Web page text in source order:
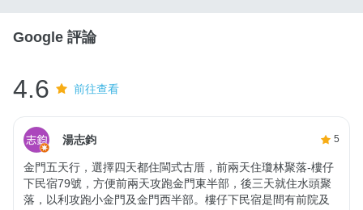
Google 評論
4.6 前往查看
湯志鈞 5
金門五天行，選擇四天都住閩式古厝，前兩天住瓊林聚落-樓仔
下民宿79號，方便前兩天攻跑金門東半部，後三天就住水頭聚
落，以利攻跑小金門及金門西半部。樓仔下民宿是間有前院及